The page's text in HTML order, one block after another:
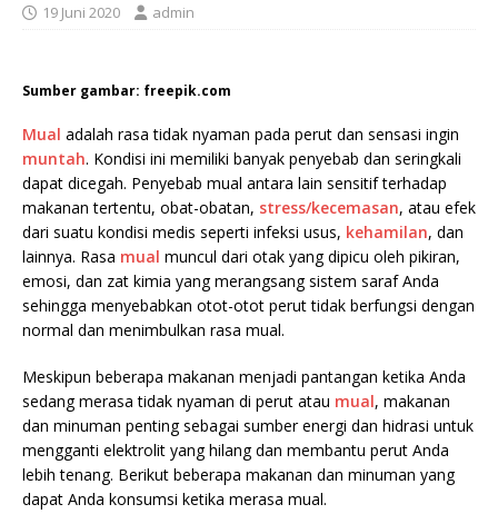
19 Juni 2020 admin
Sumber gambar: freepik.com
Mual adalah rasa tidak nyaman pada perut dan sensasi ingin
muntah. Kondisi ini memiliki banyak penyebab dan seringkali
dapat dicegah. Penyebab mual antara lain sensitif terhadap
makanan tertentu, obat-obatan, stress/kecemasan, atau efek
dari suatu kondisi medis seperti infeksi usus, kehamilan, dan
lainnya. Rasa mual muncul dari otak yang dipicu oleh pikiran,
emosi, dan zat kimia yang merangsang sistem saraf Anda
sehingga menyebabkan otot-otot perut tidak berfungsi dengan
normal dan menimbulkan rasa mual.
Meskipun beberapa makanan menjadi pantangan ketika Anda
sedang merasa tidak nyaman di perut atau mual, makanan
dan minuman penting sebagai sumber energi dan hidrasi untuk
mengganti elektrolit yang hilang dan membantu perut Anda
lebih tenang. Berikut beberapa makanan dan minuman yang
dapat Anda konsumsi ketika merasa mual.